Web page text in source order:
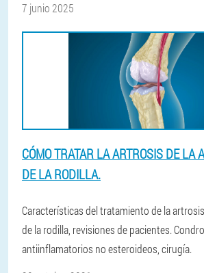
7 junio 2025
CÓMO TRATAR LA ARTROSIS DE LA
DE LA RODILLA.
Características del tratamiento de la
de la rodilla, revisiones de pacientes.
antiinflamatorios no esteroideos, cirugía.